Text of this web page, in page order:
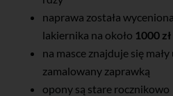
naprawa została
lakiernika na około 1000 zł
na masce znajduje się
zamalowany zaprawką
opony są stare rocznikowo